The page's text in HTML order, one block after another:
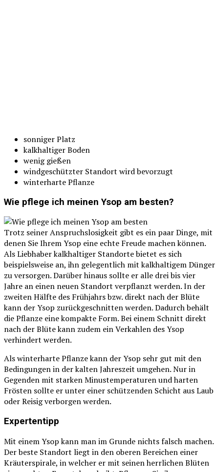
sonniger Platz
kalkhaltiger Boden
wenig gießen
windgeschützter Standort wird bevorzugt
winterharte Pflanze
Wie pflege ich meinen Ysop am besten?
Trotz seiner Anspruchslosigkeit gibt es ein paar Dinge, mit
denen Sie Ihrem Ysop eine echte Freude machen können.
Als Liebhaber kalkhaltiger Standorte bietet es sich
beispielsweise an, ihn gelegentlich mit kalkhaltigem Dünger
zu versorgen. Darüber hinaus sollte er alle drei bis vier
Jahre an einen neuen Standort verpflanzt werden. In der
zweiten Hälfte des Frühjahrs bzw. direkt nach der Blüte
kann der Ysop zurückgeschnitten werden. Dadurch behält
die Pflanze eine kompakte Form. Bei einem Schnitt direkt
nach der Blüte kann zudem ein Verkahlen des Ysop
verhindert werden.
Als winterharte Pflanze kann der Ysop sehr gut mit den
Bedingungen in der kalten Jahreszeit umgehen. Nur in
Gegenden mit starken Minustemperaturen und harten
Frösten sollte er unter einer schützenden Schicht aus Laub
oder Reisig verborgen werden.
Expertentipp
Mit einem Ysop kann man im Grunde nichts falsch machen.
Der beste Standort liegt in den oberen Bereichen einer
Kräuterspirale, in welcher er mit seinen herrlichen Blüten